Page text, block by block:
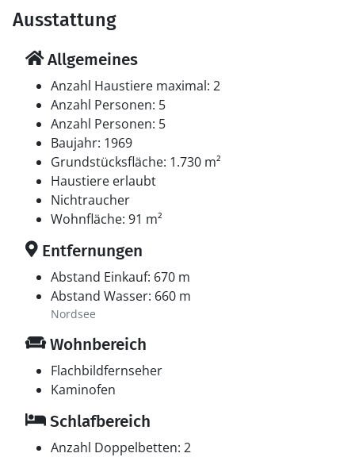
Ausstattung
Allgemeines
Anzahl Haustiere maximal: 2
Anzahl Personen: 5
Anzahl Personen: 5
Baujahr: 1969
Grundstücksfläche: 1.730 m²
Haustiere erlaubt
Nichtraucher
Wohnfläche: 91 m²
Entfernungen
Abstand Einkauf: 670 m
Abstand Wasser: 660 m
Nordsee
Wohnbereich
Flachbildfernseher
Kaminofen
Schlafbereich
Anzahl Doppelbetten: 2